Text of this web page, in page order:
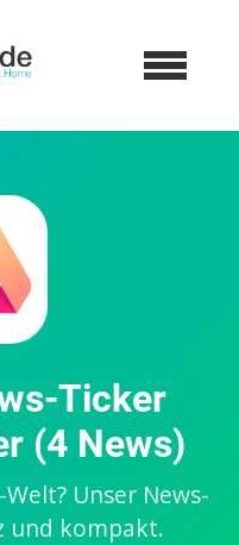
Ticker
(4 News)
Unser News-
und kompakt.